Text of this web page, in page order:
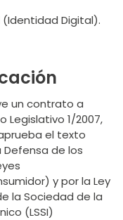
Digital).
un contrato a
Legislativo 1/2007,
el texto
Defensa de los
y por la Ley
la Sociedad de la
(LSSI)